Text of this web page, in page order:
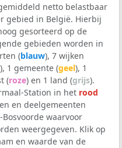
netto belastbaar
gebied in België. Hierbij
gesorteerd op de
gebieden worden in
(blauw), 7 wijken
), 1 gemeente (geel), 1
(roze) en 1 land (grijs).
Station in het rood
en deelgemeenten
waarvoor
weergegeven. Klik op
en waarde van de